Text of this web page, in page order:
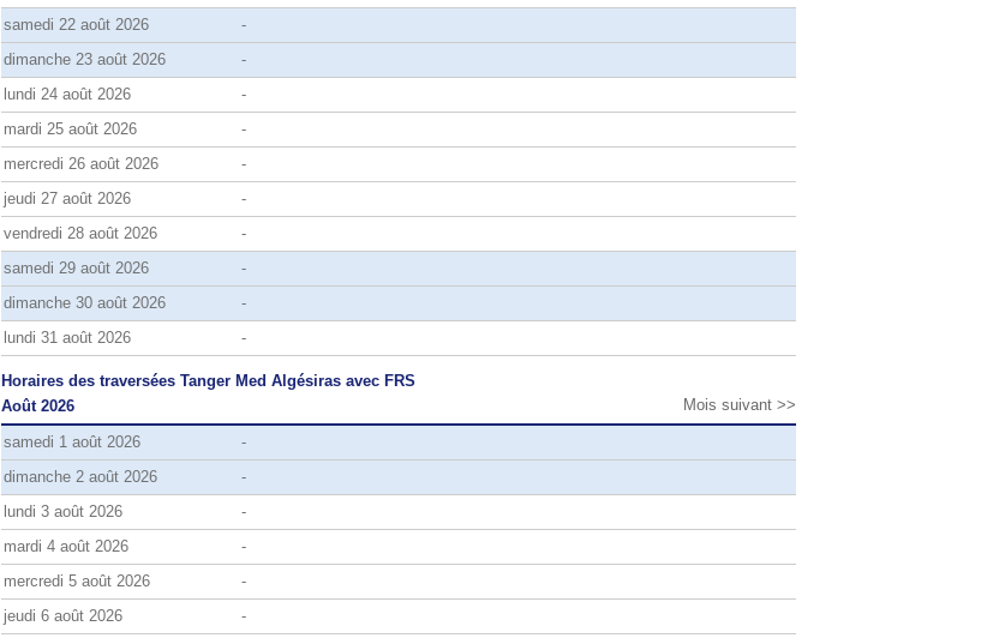
samedi 22 août 2026
-
dimanche 23 août 2026
-
lundi 24 août 2026
-
mardi 25 août 2026
-
mercredi 26 août 2026
-
jeudi 27 août 2026
-
vendredi 28 août 2026
-
samedi 29 août 2026
-
dimanche 30 août 2026
-
lundi 31 août 2026
-
Horaires des traversées Tanger Med Algésiras avec FRS
Août 2026
Mois suivant >>
samedi 1 août 2026
-
dimanche 2 août 2026
-
lundi 3 août 2026
-
mardi 4 août 2026
-
mercredi 5 août 2026
-
jeudi 6 août 2026
-